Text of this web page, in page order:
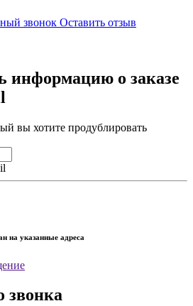
звонок Оставить отзыв
информацию о заказе
вы хотите продублировать
на указанные адреса
звонка